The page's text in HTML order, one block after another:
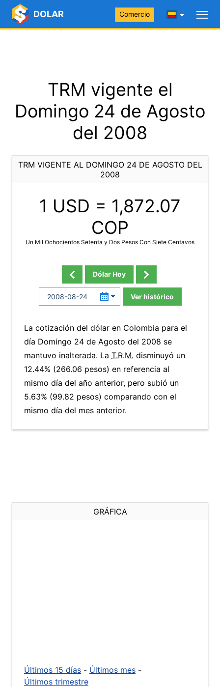
DOLAR Comercio
TRM vigente el
Domingo 24 de Agosto
del 2008
TRM VIGENTE AL DOMINGO 24 DE AGOSTO DEL
2008
1 USD = 1,872.07
COP
Un Mil Ochocientos Setenta y Dos Pesos Con Siete Centavos
Dólar Hoy
Ver histórico
La cotización del dólar en Colombia para el
día Domingo 24 de Agosto del 2008 se
mantuvo inalterada. La T.R.M. disminuyó un
12.44% (266.06 pesos) en referencia al
mismo día del año anterior, pero subió un
5.63% (99.82 pesos) comparando con el
mismo día del mes anterior.
GRÁFICA
Últimos 15 días - Últimos mes -
Últimos trimestre